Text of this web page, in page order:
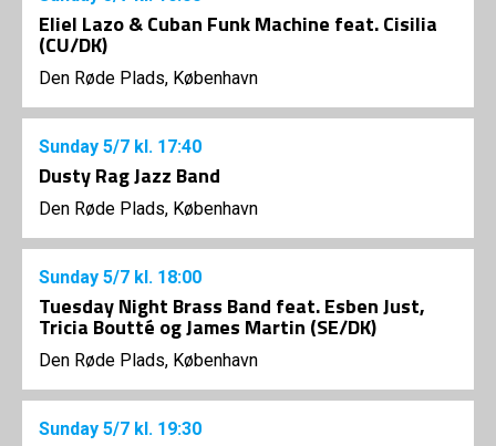
Eliel Lazo & Cuban Funk Machine feat. Cisilia
(CU/DK)
Den Røde Plads, København
Sunday 5/7 kl. 17:40
Dusty Rag Jazz Band
Den Røde Plads, København
Sunday 5/7 kl. 18:00
Tuesday Night Brass Band feat. Esben Just,
Tricia Boutté og James Martin (SE/DK)
Den Røde Plads, København
Sunday 5/7 kl. 19:30